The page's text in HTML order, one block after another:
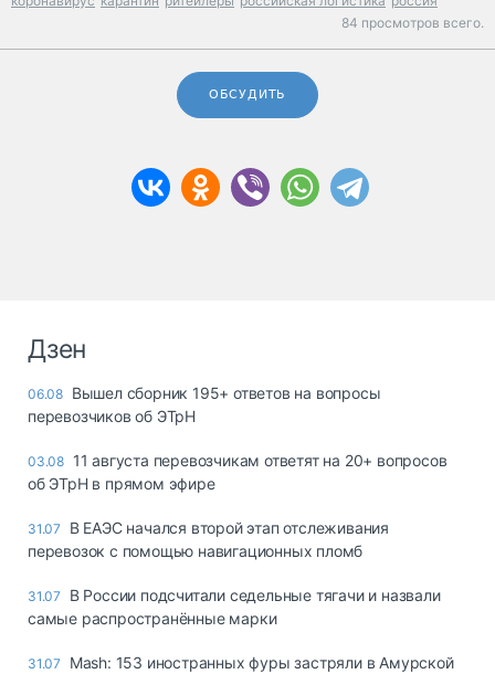
84 просмотров всего.
ОБСУДИТЬ
Дзен
06.08 Вышел сборник 195+ ответов на вопросы
перевозчиков об ЭТрН
03.08 11 августа перевозчикам ответят на 20+ вопросов
об ЭТрН в прямом эфире
31.07
В ЕАЭС начался второй этап отслеживания
перевозок с помощью навигационных пломб
31.07
В России подсчитали седельные тягачи и назвали
самые распространённые марки
31.07
Mash: 153 иностранных фуры застряли в Амурской